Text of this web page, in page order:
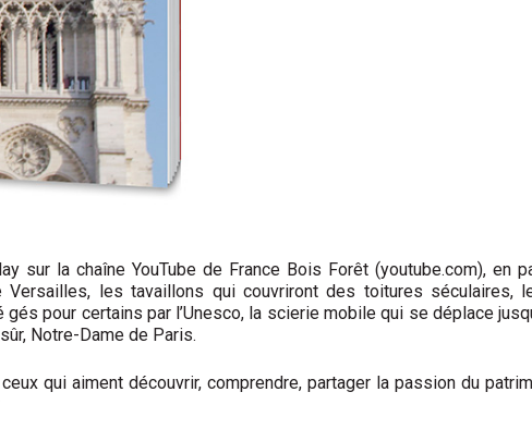
sur la chaîne YouTube de France Bois Forêt (youtube.com), en
les tavaillons qui couvriront des toitures séculaires,
pour certains par l’Unesco, la scierie mobile qui se déplace
Notre-Dame de Paris.
qui aiment découvrir, comprendre, partager la passion du